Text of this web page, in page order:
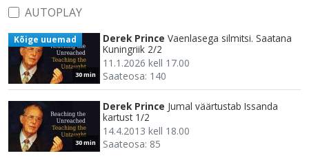
AUTOPLAY
30 min
Kõige uuemad Derek Prince Vaenlasega silmitsi. Saatana
Kuningriik 2/2
11.1.2026 kell 17.00
Saateosa: 140
30 min
Derek Prince Jumal väärtustab Issanda
kartust 1/2
14.4.2013 kell 18.00
Saateosa: 85